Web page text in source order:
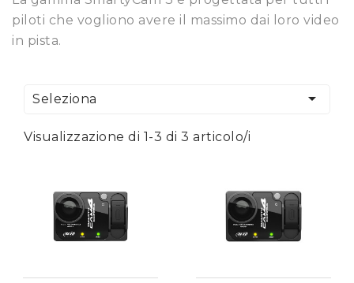
piloti che vogliono avere il massimo dai loro video
in pista.
Seleziona 
Visualizzazione di 1-3 di 3 articolo/i